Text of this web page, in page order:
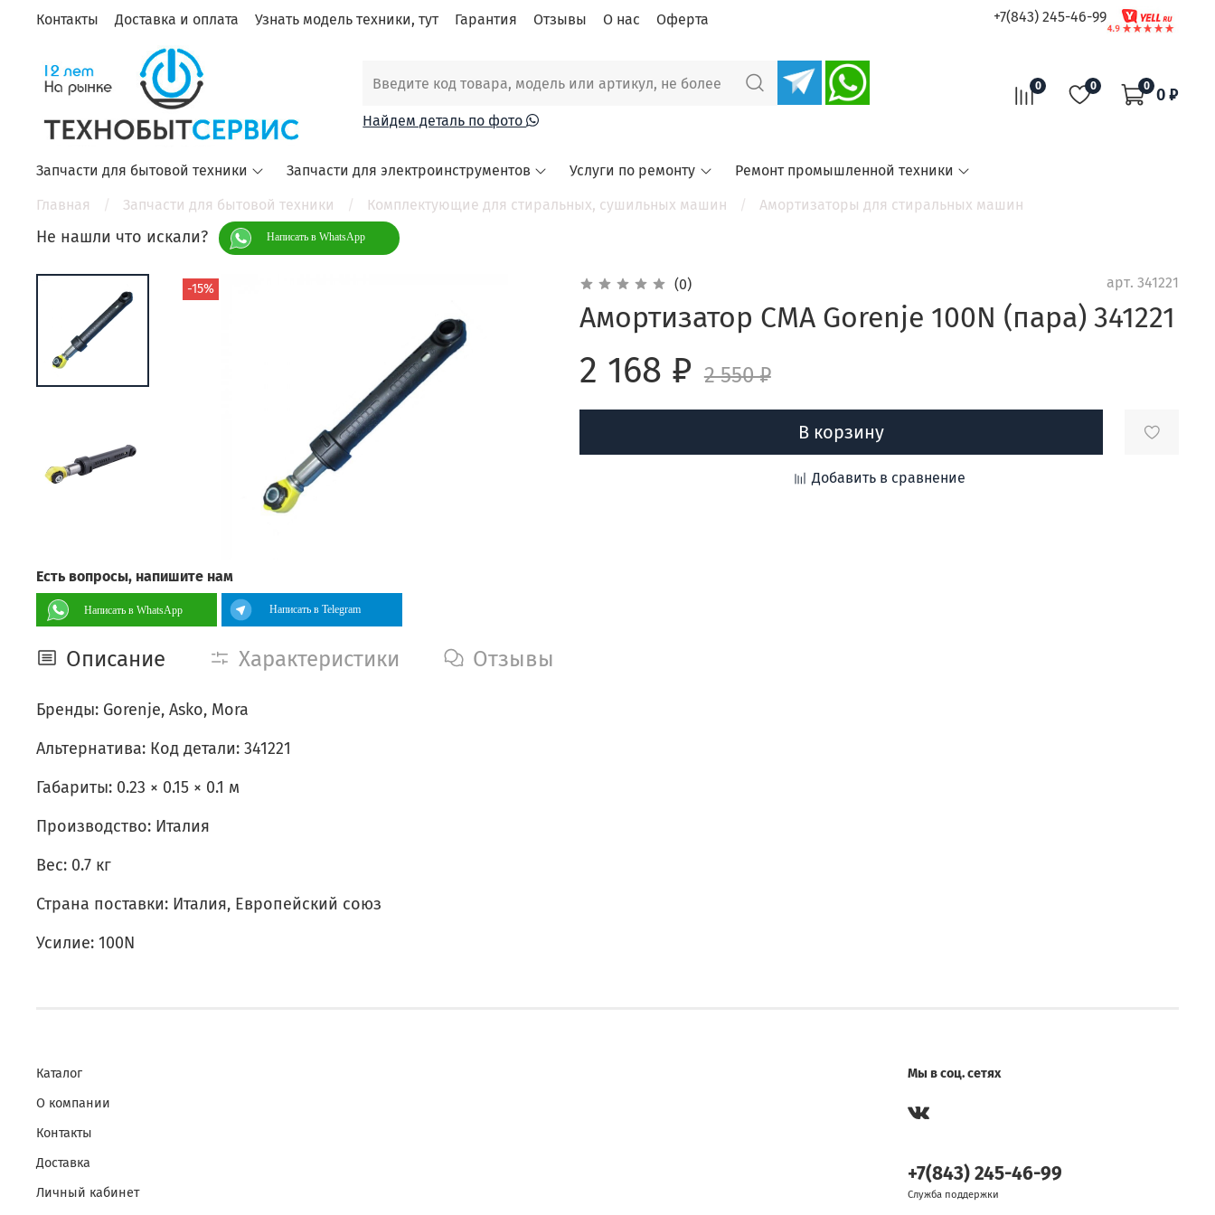
Контакты Доставка и оплата Узнать модель техники, тут Гарантия Отзывы О нас Оферта +7(843) 245-46-99
Найдем деталь по фото
0 0 0 0 ₽
Запчасти для бытовой техники Запчасти для электроинструментов Услуги по ремонту
Ремонт промышленной техники
Главная
Запчасти для бытовой техники Комплектующие для стиральных, сушильных машин Амортизаторы для стиральных машин
Не нашли что искали? Написать в WhatsApp
-15% (0) арт. 341221
Амортизатор СМА Gorenje 100N (пара) 341221
2 168 ₽ 2 550 ₽
В корзину
Добавить в сравнение
Есть вопросы, напишите нам
Написать в WhatsApp Написать в Telegram
Описание Характеристики Отзывы
Бренды: Gorenje, Asko, Mora
Альтернатива: Код детали: 341221
Габариты: 0.23 × 0.15 × 0.1 м
Производство: Италия
Вес: 0.7 кг
Страна поставки: Италия, Европейский союз
Усилие: 100N
Каталог
О компании
Контакты
Доставка
Личный кабинет
Мы в соц. сетях
+7(843) 245-46-99
Служба поддержки